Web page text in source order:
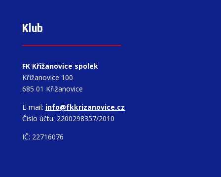
Klub
FK Křižanovice spolek
Křižanovice 100
685 01 Křižanovice
E-mail: info@fkkrizanovice.cz
Číslo účtu: 2200298357/2010
IČ: 22716076